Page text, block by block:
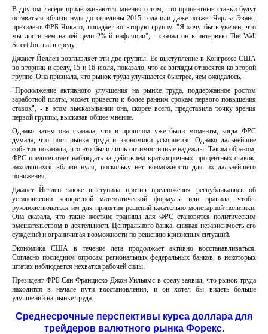
В другом лагере придерживаются мнения о том, что процентные ставки будут
оставаться вблизи нуля до середины 2015 года или даже позже. Чарльз Эванс,
президент ФРБ Чикаго, попадает во вторую группу. "Я хочу быть уверен, что
мы достигнем нашей цели 2%-й инфляции", - сказал он в интервью The Wall
Street Journal в среду.
Джанет Йеллен возглавляет эти две группы. Ее выступление в Конгрессе США
во вторник и среду, 15 и 16 июля, показало, что ее взгляды относятся ко второй
группе. Она признала, что рынок труда улучшается быстрее, чем ожидалось.
"Продолжение активного улучшения на рынке труда, поддержанное ростом
заработной платы, может привести к более ранним срокам первого повышения
ставок", - в этом высказывании она, скорее всего, представила точку зрения
первой группы, высказав общее мнение.
Однако затем она сказала, что в прошлом уже были моменты, когда ФРС
думала, что рост рынка труда и экономики ускоряется. Однако дальнейшие
события показали, что это были лишь оптимистичные надежды. Таким образом,
ФРС предпочитает наблюдать за действием краткосрочных процентных ставок,
находящихся вблизи нуля, поскольку нет возможности для их дальнейшего
понижения.
Джанет Йеллен также выступила против предложения республиканцев об
установлении конкретной математической формулы или правила, чтобы
руководствоваться им для принятия решений касательно монетарной политики.
Она сказала, что такие жесткие границы для ФРС становятся политическим
вмешательством в деятельность Центрального банка, снижая независимость его
суждений и ограничивая возможности по решению кризисных ситуаций.
Экономика США в течение лета продолжает активно восстанавливаться.
Согласно последним опросам региональных федеральных банков, в некоторых
штатах наблюдается нехватка рабочей силы.
Президент ФРБ Сан-Франциско Джон Уильямс в среду заявил, что рынок труда
находится в начале пути восстановления, и он хотел бы видеть больше
улучшений на рынке труда.
Среднесрочные перспективы курса доллара для
трейдеров валютного рынка Форекс.